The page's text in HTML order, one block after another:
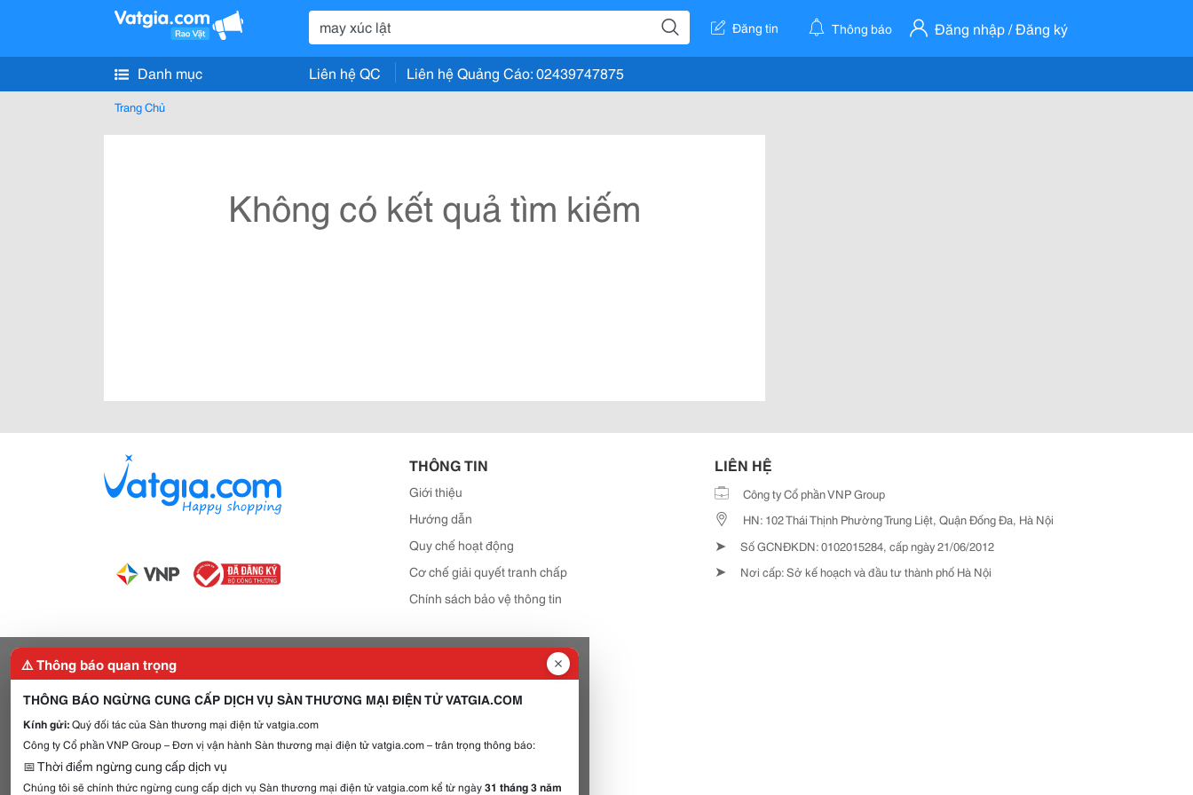
Đăng tin Thông báo Đăng nhập / Đăng ký
Danh mục Liên hệ QC Liên hệ Quảng Cáo: 02439747875
Trang Chủ
Không có kết quả tìm kiếm
THÔNG TIN
Giới thiệu
Hướng dẫn
Quy chế hoạt động
Cơ chế giải quyết tranh chấp
Chính sách bảo vệ thông tin
LIÊN HỆ
Công ty Cổ phần VNP Group
HN: 102 Thái Thịnh Phường Trung Liệt, Quận Đống Đa, Hà Nội
➤ Số GCNĐKDN: 0102015284, cấp ngày 21/06/2012
➤ Nơi cấp: Sở kế hoạch và đầu tư thành phố Hà Nội
⚠️ Thông báo quan trọng
THÔNG BÁO NGỪNG CUNG CẤP DỊCH VỤ SÀN THƯƠNG MẠI ĐIỆN TỬ VATGIA.COM
Kính gửi:Quý đối tác của Sàn thương mại điện tử vatgia.com
Công ty Cổ phần VNP Group – Đơn vị vận hành Sàn thương mại điện tử vatgia.com – trân trọng thông báo:
📅 Thời điểm ngừng cung cấp dịch vụ
Chúng tôi sẽ chính thức ngừng cung cấp dịch vụ Sàn thương mại điện tử vatgia.com kể từ ngày31 tháng 3 năm